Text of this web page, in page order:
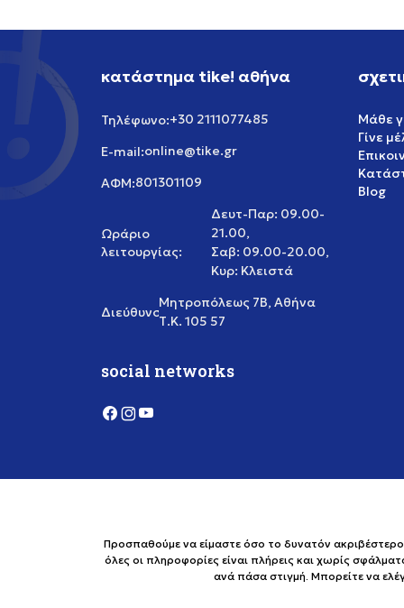
κατάστημα tike! αθήνα
Τηλέφωνο:+30 2111077485
E-mail:online@tike.gr
ΑΦΜ:801301109
Ωράριο
λειτουργίας:
Δευτ-Παρ: 09.00-
21.00,
Σαβ: 09.00-20.00,
Κυρ: Κλειστά
Διεύθυνση:
Μητροπόλεως 7Β, Αθήνα
Τ.Κ. 105 57
Μάθε
Γίνε
Blog
social networks
Προσπαθούμε να είμαστε όσο το δυνατόν
όλες οι πληροφορίες είναι πλήρεις και χωρίς
ανά πάσα στιγμή. Μπορείτε να